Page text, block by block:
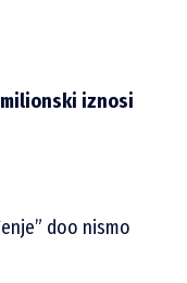
iznosi
doo nismo